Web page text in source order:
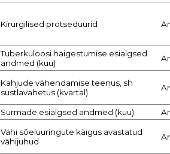
Kirurgilised protseduurid
Tuberkuloosi haigestumise esialgsed
andmed (kuu)
Kahjude vähendamise teenus, sh
süstlavahetus (kvartal)
Surmade esialgsed andmed (kuu)
Vähi sõeluuringute käigus avastatud
vähijuhud